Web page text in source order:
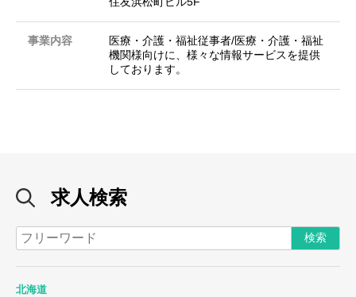
事業内容
医療・介護・福祉従事者/医療・介護・福祉
機関様向けに、様々な情報サービスを提供
しております。
求人検索
北海道